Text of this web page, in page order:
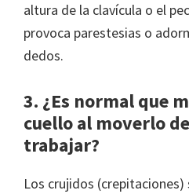
altura de la clavícula o el
provoca parestesias o
dedos.
3. ¿Es normal que
cuello al moverlo
trabajar?
Los crujidos (crepitaciones)